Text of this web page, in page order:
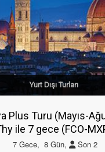
Yurt Dışı Turları
Plus Turu (Mayıs-
ile 7 gece (FCO-
7 Gece, 8 Gün, Son 2